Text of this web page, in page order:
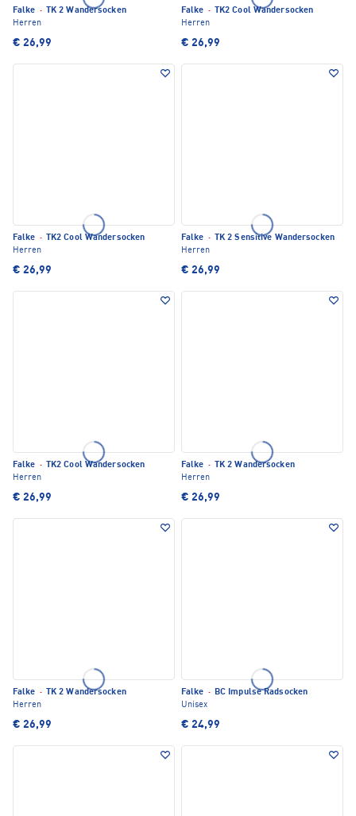
Falke ·
TK 2 Wandersocken
Herren
€ 26,99
Falke ·
TK2 Cool Wandersocken
Herren
€ 26,99
Falke ·
TK2 Cool Wandersocken
Herren
€ 26,99
Falke ·
TK 2 Sensitive Wandersocken
Herren
€ 26,99
Falke ·
TK2 Cool Wandersocken
Herren
€ 26,99
Falke ·
TK 2 Wandersocken
Herren
€ 26,99
Falke ·
TK 2 Wandersocken
Herren
€ 26,99
Falke · BC Impulse Radsocken
Unisex
€ 24,99